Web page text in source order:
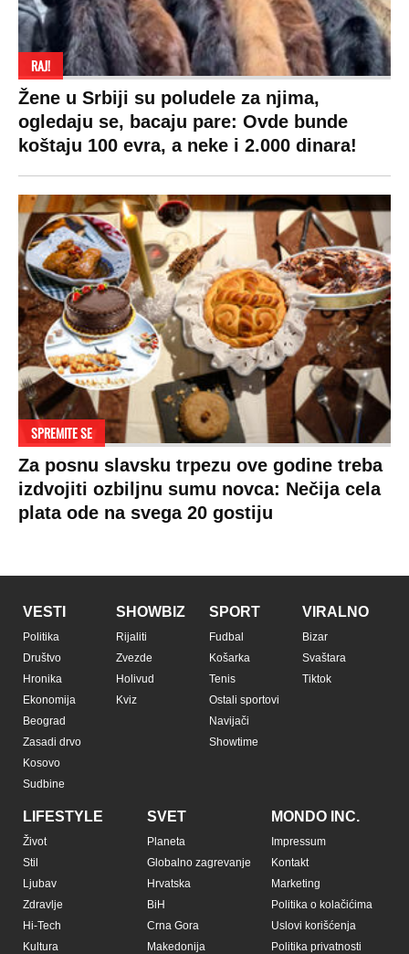
RAJ!
Žene u Srbiji su poludele za njima,
ogledaju se, bacaju pare: Ovde bunde
koštaju 100 evra, a neke i 2.000 dinara!
SPREMITE SE
Za posnu slavsku trpezu ove godine treba
izdvojiti ozbiljnu sumu novca: Nečija cela
plata ode na svega 20 gostiju
VESTI
Politika
Društvo
Hronika
Ekonomija
Beograd
Zasadi drvo
Kosovo
Sudbine
SHOWBIZ
Rijaliti
Zvezde
Holivud
Kviz
SPORT
Fudbal
Košarka
Tenis
Ostali sportovi
Navijači
Showtime
VIRALNO
Bizar
Svaštara
Tiktok
LIFESTYLE
Život
Stil
Ljubav
Zdravlje
Hi-Tech
Kultura
SVET
Planeta
Globalno zagrevanje
Hrvatska
BiH
Crna Gora
Makedonija
MONDO INC.
Impressum
Kontakt
Marketing
Politika o kolačićima
Uslovi korišćenja
Politika privatnosti